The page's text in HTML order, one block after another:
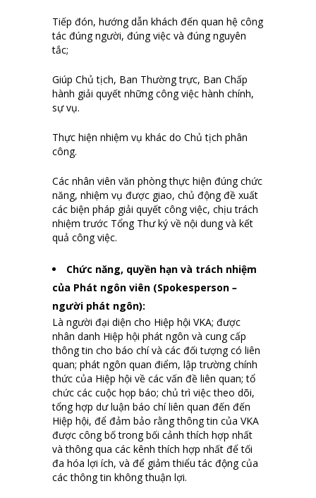
Tiếp đón, hướng dẫn khách đến quan hệ công
tác đúng người, đúng việc và đúng nguyên
tắc;
Giúp Chủ tịch, Ban Thường trực, Ban Chấp
hành giải quyết những công việc hành chính,
sự vụ.
Thực hiện nhiệm vụ khác do Chủ tịch phân
công.
Các nhân viên văn phòng thực hiện đúng chức
năng, nhiệm vụ được giao, chủ động đề xuất
các biện pháp giải quyết công việc, chịu trách
nhiệm trước Tổng Thư ký về nội dung và kết
quả công việc.
Chức năng, quyền hạn và trách nhiệm
của Phát ngôn viên (Spokesperson –
người phát ngôn):
Là người đại diện cho Hiệp hội VKA; được
nhân danh Hiệp hội phát ngôn và cung cấp
thông tin cho báo chí và các đối tượng có liên
quan; phát ngôn quan điểm, lập trường chính
thức của Hiệp hội về các vấn đề liên quan; tổ
chức các cuộc họp báo; chủ trì việc theo dõi,
tổng hợp dư luận báo chí liên quan đến đến
Hiệp hội, để đảm bảo rằng thông tin của VKA
được công bố trong bối cảnh thích hợp nhất
và thông qua các kênh thích hợp nhất để tối
đa hóa lợi ích, và để giảm thiểu tác động của
các thông tin không thuận lợi.